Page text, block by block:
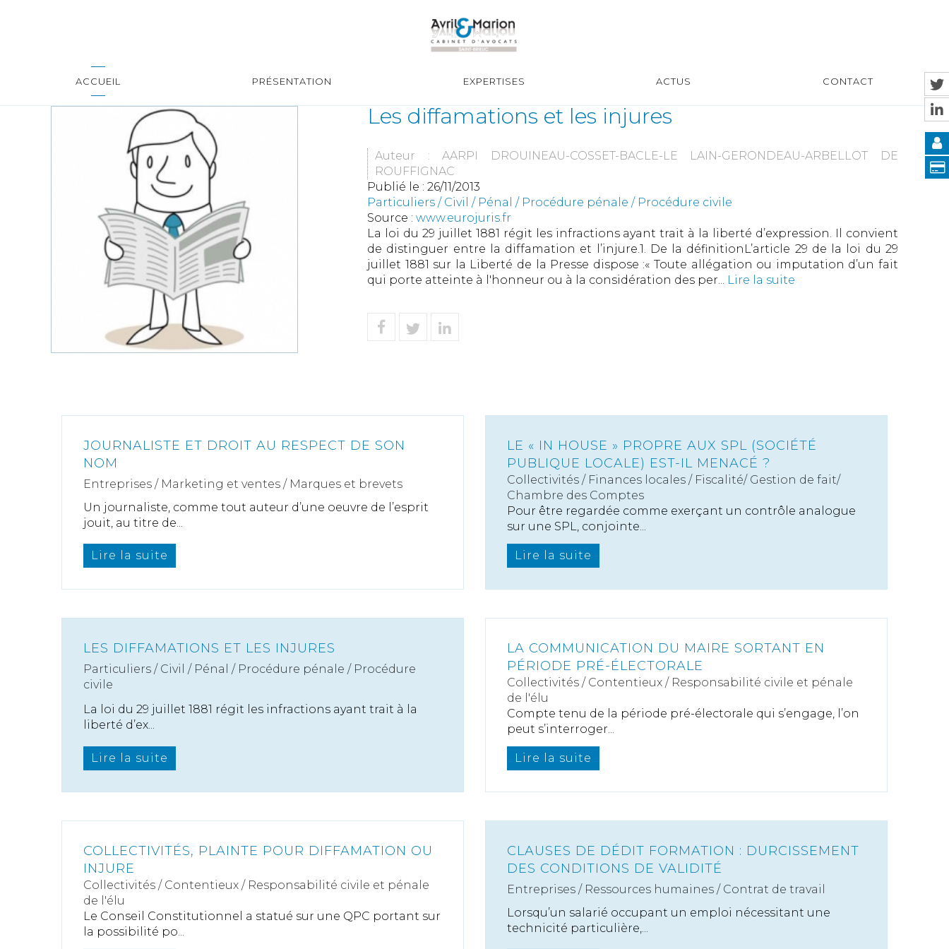
ACCUEIL PRÉSENTATION EXPERTISES ACTUS CONTACT
Les diffamations et les injures
Auteur : AARPI DROUINEAU-COSSET-BACLE-LE LAIN-GERONDEAU-ARBELLOT DE
ROUFFIGNAC
Publié le : 26/11/2013
Particuliers / Civil / Pénal / Procédure pénale / Procédure civile
Source : www.eurojuris.fr
La loi du 29 juillet 1881 régit les infractions ayant trait à la liberté d’expression. Il convient
de distinguer entre la diffamation et l’injure.1. De la définitionL’article 29 de la loi du 29
juillet 1881 sur la Liberté de la Presse dispose :« Toute allégation ou imputation d’un fait
qui porte atteinte à l'honneur ou à la considération des per... Lire la suite
JOURNALISTE ET DROIT AU RESPECT DE SON
NOM
Entreprises / Marketing et ventes / Marques et brevets
Un journaliste, comme tout auteur d’une oeuvre de l’esprit
jouit, au titre de...
Lire la suite
LE « IN HOUSE » PROPRE AUX SPL (SOCIÉTÉ
PUBLIQUE LOCALE) EST-IL MENACÉ ?
Collectivités / Finances locales / Fiscalité/ Gestion de fait/
Chambre des Comptes
Pour être regardée comme exerçant un contrôle analogue
sur une SPL, conjointe...
Lire la suite
LES DIFFAMATIONS ET LES INJURES
Particuliers / Civil / Pénal / Procédure pénale / Procédure
civile
La loi du 29 juillet 1881 régit les infractions ayant trait à la
liberté d’ex...
Lire la suite
LA COMMUNICATION DU MAIRE SORTANT EN
PÉRIODE PRÉ-ÉLECTORALE
Collectivités / Contentieux / Responsabilité civile et pénale
de l'élu
Compte tenu de la période pré-électorale qui s’engage, l’on
peut s’interroger...
Lire la suite
COLLECTIVITÉS, PLAINTE POUR DIFFAMATION OU
INJURE
Collectivités / Contentieux / Responsabilité civile et pénale
de l'élu
Le Conseil Constitutionnel a statué sur une QPC portant sur
la possibilité po...
CLAUSES DE DÉDIT FORMATION : DURCISSEMENT
DES CONDITIONS DE VALIDITÉ
Entreprises / Ressources humaines / Contrat de travail
Lorsqu’un salarié occupant un emploi nécessitant une
technicité particulière,...